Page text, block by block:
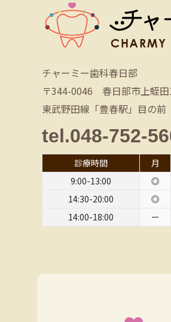
チャーミー歯科春日部
〒344-0046 春日部市上蛭
東武野田線「豊春駅」目の前
tel.048-752-
診療時間 月
9:00-13:00
◎
14:30-20:00
◎
14:00-18:00
ー